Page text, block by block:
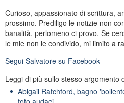
Curioso, appassionato di scrittura,
prossimo. Prediligo le notizie non
banalità, perlomeno ci provo. Se
le mie non le condivido, mi limito a
Segui Salvatore su Facebook
Leggi di più sullo stesso argomento
Abigail Ratchford, bagno